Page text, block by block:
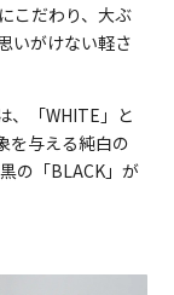
こだわり、大ぶ
いがけない軽さ
、「WHITE」と
を与える純白の
の「BLACK」が